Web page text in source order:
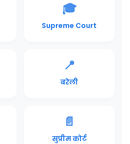
🎓
Supreme Court
📍
बरेली
📄
सुप्रीम कोर्ट